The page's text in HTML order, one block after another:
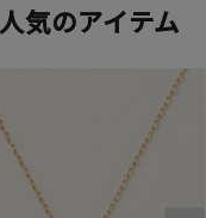
気のアイテム